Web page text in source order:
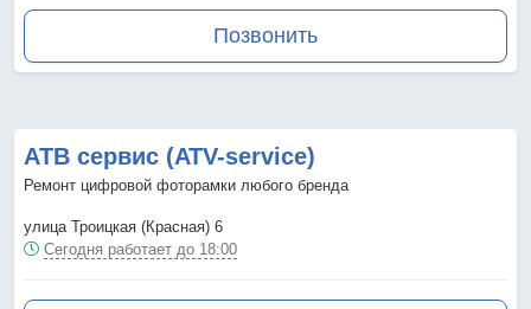
Позвонить
АТВ сервис (ATV-service)
Ремонт цифровой фоторамки любого бренда
улица Троицкая (Красная) 6
Сегодня работает до 18:00